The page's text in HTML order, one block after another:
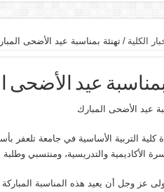
الكلية / تهنئة بمناسبة عيد الأضحى
بمناسبة عيد الأضحى
عيد الأضحى المبارك
كلية التربية الأساسية في جامعة تلعفر
الأكاديمية والتدريسية، ومنتسبي
عز وجل أن يعيد هذه المناسبة